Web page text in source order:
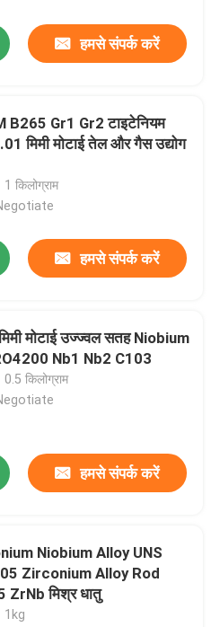
हमसे संपर्क करें
B265 Gr1 Gr2 टाइटेनियम
मिमी मोटाई तेल और गैस उद्योग
किलोग्राम
हमसे संपर्क करें
मोटाई उज्ज्वल सतह Niobium
Nb1 Nb2 C103
किलोग्राम
हमसे संपर्क करें
Niobium Alloy UNS
Zirconium Alloy Rod
ZrNb मिश्र धातु
1kg